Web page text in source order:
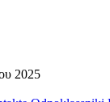
2025